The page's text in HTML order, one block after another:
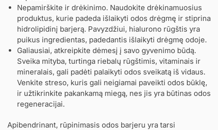
Nepamirškite ir drėkinimo. Naudokite drėkinamuosius
produktus, kurie padeda išlaikyti odos drėgmę ir stiprina
hidrolipidinį barjerą. Pavyzdžiui, hialurono rūgštis yra
puikus ingredientas, padedantis išlaikyti drėgmę odoje.
Galiausiai, atkreipkite dėmesį į savo gyvenimo būdą.
Sveika mityba, turtinga riebalų rūgštimis, vitaminais ir
mineralais, gali padėti palaikyti odos sveikatą iš vidaus.
Venkite streso, kuris gali neigiamai paveikti odos būklę,
ir užtikrinkite pakankamą miegą, nes jis yra būtinas odos
regeneracijai.
Apibendrinant, rūpinimasis odos barjeru yra tarsi